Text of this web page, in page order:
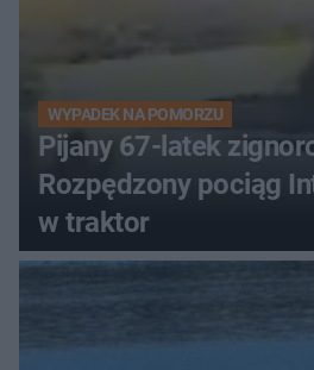
WYPADEK NA POMORZU
Pijany 67-latek
Rozpędzony pociąg
w traktor